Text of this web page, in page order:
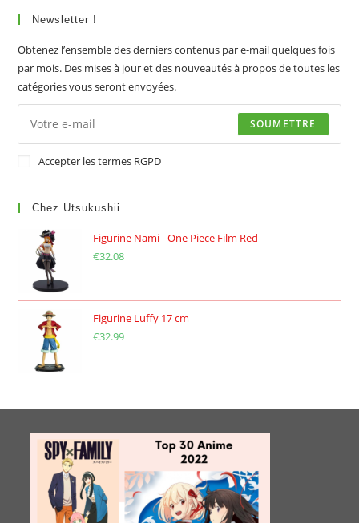
Newsletter !
Obtenez l’ensemble des derniers contenus par e-mail quelques fois
par mois. Des mises à jour et des nouveautés à propos de toutes les
catégories vous seront envoyées.
SOUMETTRE
Accepter les termes RGPD
Chez Utsukushii
Figurine Nami - One Piece Film Red
€32.08
Figurine Luffy 17 cm
€32.99